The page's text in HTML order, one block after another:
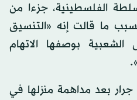
الفلسطينية، جزءا من
ما قالت إنه «التنسيق
بوصفها الاتهام
بعد مداهمة منزلها في